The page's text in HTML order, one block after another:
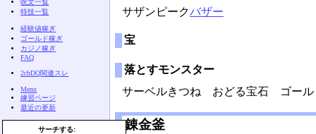
サザンピークバザー
宝
落とすモンスター
サーベルきつね おどる宝石 ゴール
錬金釜
特技一覧
経験値稼ぎ
ゴールド稼ぎ
カジノ稼ぎ
FAQ
2chDQ関連スレ
Menu
練習ページ
最近の更新
サーチする: